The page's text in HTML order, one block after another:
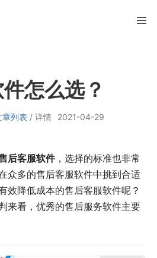
怎么选？
章列表 / 详情
2021-04-29
后客服软件，选择的标准也非常
众多的售后客服软件中挑到合适
效降低成本的售后客服软件呢？
来看，优秀的售后服务软件主要